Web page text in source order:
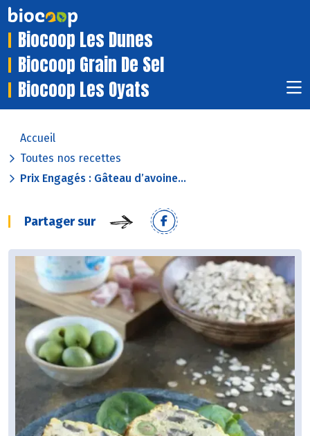
Biocoop Les Dunes
Biocoop Grain De Sel
Biocoop Les Oyats
Accueil
Toutes nos recettes
Prix Engagés : Gâteau d’avoine...
Partager sur